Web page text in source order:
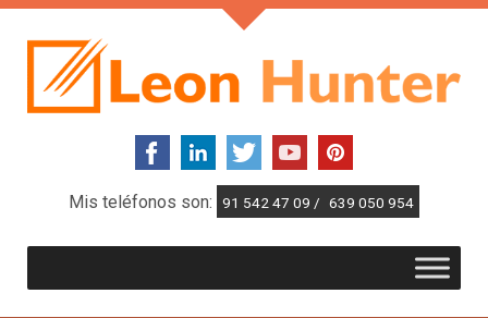
Mis teléfonos son: 91 542 47 09 / 639 050 954